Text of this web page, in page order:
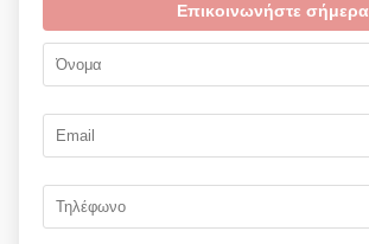
Επικοινωνήστε σήμερα